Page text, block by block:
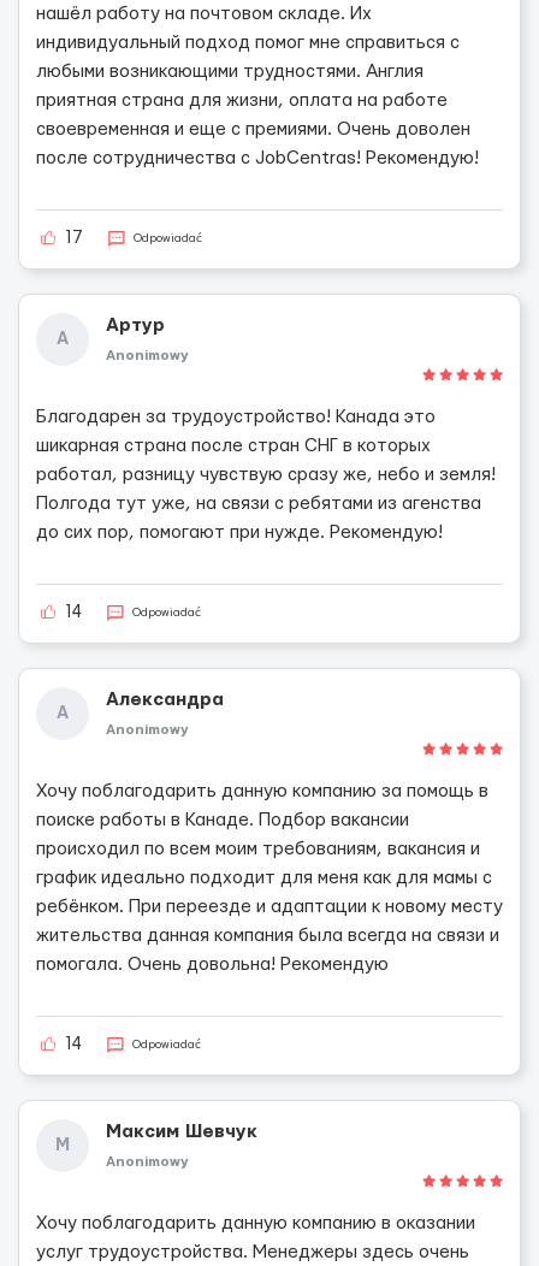
нашёл работу на почтовом складе. Их
индивидуальный подход помог мне справиться с
любыми возникающими трудностями. Англия
приятная страна для жизни, оплата на работе
своевременная и еще с премиями. Очень доволен
после сотрудничества с JobCentras! Рекомендую!
17 Odpowiadać
А
Артур
Anonimowy
Благодарен за трудоустройство! Канада это
шикарная страна после стран СНГ в которых
работал, разницу чувствую сразу же, небо и земля!
Полгода тут уже, на связи с ребятами из агенства
до сих пор, помогают при нужде. Рекомендую!
14 Odpowiadać
А
Александра
Anonimowy
Хочу поблагодарить данную компанию за помощь в
поиске работы в Канаде. Подбор вакансии
происходил по всем моим требованиям, вакансия и
график идеально подходит для меня как для мамы с
ребёнком. При переезде и адаптации к новому месту
жительства данная компания была всегда на связи и
помогала. Очень довольна! Рекомендую
14 Odpowiadać
М
Максим Шевчук
Anonimowy
Хочу поблагодарить данную компанию в оказании
услуг трудоустройства. Менеджеры здесь очень